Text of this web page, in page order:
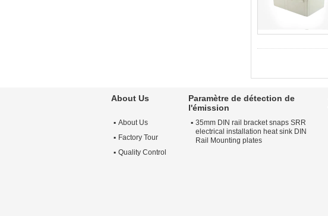
About Us
About Us
Factory Tour
Quality Control
Paramètre de détection de
l'émission
35mm DIN rail bracket snaps SRR
electrical installation heat sink DIN
Rail Mounting plates